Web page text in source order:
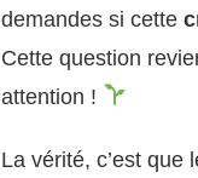
demandes si cette
Cette question
attention !
La vérité, c’est